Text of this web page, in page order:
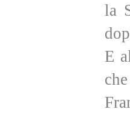
la
E